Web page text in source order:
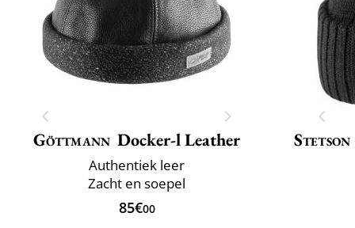
Göttmann Docker-l Leather
Authentiek leer
Zacht en soepel
85€00
Stetson